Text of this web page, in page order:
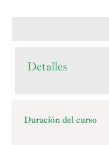
Detalles
Duración del curso